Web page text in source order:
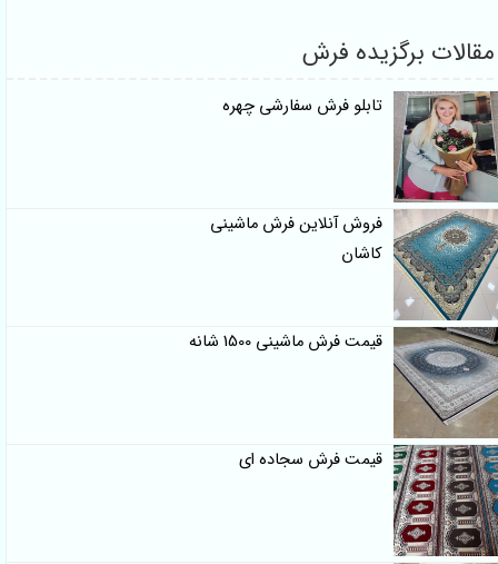
مقالات برگزیده فرش
تابلو فرش سفارشی چهره
فروش آنلاین فرش ماشینی
کاشان
قیمت فرش ماشینی 1500 شانه
قیمت فرش سجاده ای